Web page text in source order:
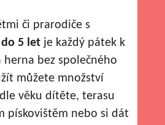
či prarodiče s
do 5 let je každý pátek k
bez společného
můžete množství
věku dítěte, terasu
pískovištěm nebo si dát